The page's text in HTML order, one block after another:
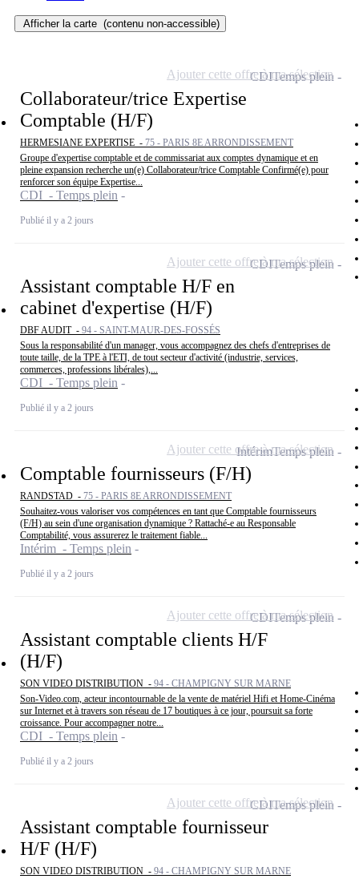
Afficher la carte (contenu non-accessible)
Collaborateur/trice Expertise
Comptable (H/F)
HERMESIANE EXPERTISE - 75 - PARIS 8E ARRONDISSEMENT
Groupe d'expertise comptable et de commissariat aux comptes dynamique et en
pleine expansion recherche un(e) Collaborateur/trice Comptable Confirmé(e) pour
renforcer son équipe Expertise...
CDI - Temps plein
Publié il y a 2 jours
CDITemps plein
Ajouter cette offre à ma sélection
Assistant comptable H/F en
cabinet d'expertise (H/F)
DBF AUDIT - 94 - SAINT-MAUR-DES-FOSSÉS
Sous la responsabilité d'un manager, vous accompagnez des chefs d'entreprises de
toute taille, de la TPE à l'ETI, de tout secteur d'activité (industrie, services,
commerces, professions libérales),...
CDI - Temps plein
Publié il y a 2 jours
CDITemps plein
Ajouter cette offre à ma sélection
Comptable fournisseurs (F/H)
RANDSTAD - 75 - PARIS 8E ARRONDISSEMENT
Souhaitez-vous valoriser vos compétences en tant que Comptable fournisseurs
(F/H) au sein d'une organisation dynamique ? Rattaché-e au Responsable
Comptabilité, vous assurerez le traitement fiable...
Intérim - Temps plein
Publié il y a 2 jours
IntérimTemps plein
Ajouter cette offre à ma sélection
Assistant comptable clients H/F
(H/F)
SON VIDEO DISTRIBUTION - 94 - CHAMPIGNY SUR MARNE
Son-Video.com, acteur incontournable de la vente de matériel Hifi et Home-Cinéma
sur Internet et à travers son réseau de 17 boutiques à ce jour, poursuit sa forte
croissance. Pour accompagner notre...
CDI - Temps plein
Publié il y a 2 jours
CDITemps plein
Ajouter cette offre à ma sélection
Assistant comptable fournisseur
H/F (H/F)
SON VIDEO DISTRIBUTION - 94 - CHAMPIGNY SUR MARNE
CDITemps plein
Ajouter cette offre à ma sélection